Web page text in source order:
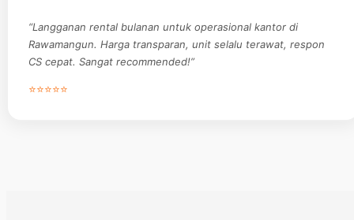
“Langganan rental bulanan untuk operasional kantor di
Rawamangun. Harga transparan, unit selalu terawat, respon
CS cepat. Sangat recommended!”
⭐⭐⭐⭐⭐